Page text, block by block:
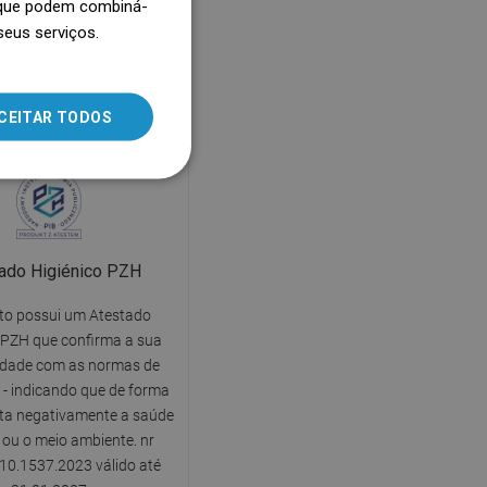
da posição. Esta
garante conforto
a continuidade do fluxo
de água.
Higiénico PZH
possui um Atestado
que confirma a sua
com as normas de
indicando que de forma
negativamente a saúde
o meio ambiente. nr
válido até
SLOVAK
ROMANIAN
FRENCH
ESTONIAN
LATVIAN
podem combiná-
serviços.
TODOS